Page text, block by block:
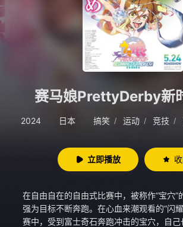
暂无观看影片的记录
赛马娘PrettyDerby新
2024 日本 搞笑 / 运动 / 竞技 /
立即播放
在自由自在的自由式比赛中，被称作“宝穴”
强为目标不断奔跑。在心血来潮观看的“闪
赛中，受到富士奇石奔跑冲击的宝穴，自己